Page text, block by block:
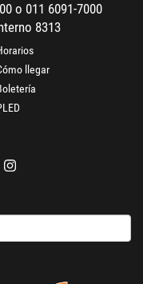
o 011 6091-7000
8313
llegar